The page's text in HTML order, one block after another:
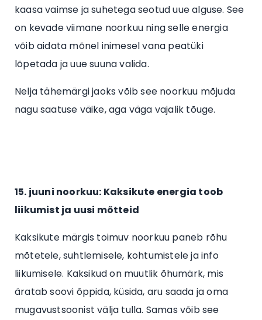
kaasa vaimse ja suhetega seotud uue alguse. See
on kevade viimane noorkuu ning selle energia
võib aidata mõnel inimesel vana peatüki
lõpetada ja uue suuna valida.
Nelja tähemärgi jaoks võib see noorkuu mõjuda
nagu saatuse väike, aga väga vajalik tõuge.
15. juuni noorkuu: Kaksikute energia toob
liikumist ja uusi mõtteid
Kaksikute märgis toimuv noorkuu paneb rõhu
mõtetele, suhtlemisele, kohtumistele ja info
liikumisele. Kaksikud on muutlik õhumärk, mis
äratab soovi õppida, küsida, aru saada ja oma
mugavustsoonist välja tulla. Samas võib see